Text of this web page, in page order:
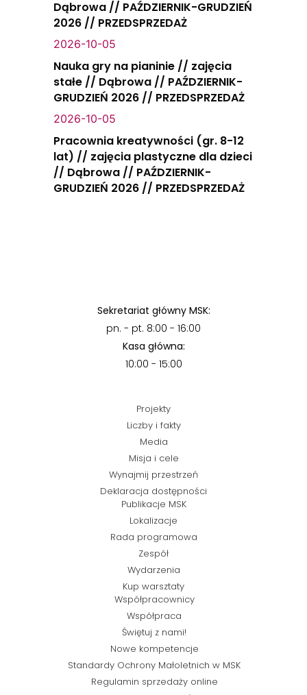
Dąbrowa // PAŹDZIERNIK-GRUDZIEŃ
2026 // PRZEDSPRZEDAŻ
2026-10-05
Nauka gry na pianinie // zajęcia
stałe // Dąbrowa // PAŹDZIERNIK-
GRUDZIEŃ 2026 // PRZEDSPRZEDAŻ
2026-10-05
Pracownia kreatywności (gr. 8-12
lat) // zajęcia plastyczne dla dzieci
// Dąbrowa // PAŹDZIERNIK-
GRUDZIEŃ 2026 // PRZEDSPRZEDAŻ
Sekretariat główny MSK:
pn. - pt. 8:00 - 16:00
Kasa główna:
10:00 - 15:00
Projekty
Liczby i fakty
Media
Misja i cele
Wynajmij przestrzeń
Deklaracja dostępności
Publikacje MSK
Lokalizacje
Rada programowa
Zespół
Wydarzenia
Kup warsztaty
Współpracownicy
Współpraca
Świętuj z nami!
Nowe kompetencje
Standardy Ochrony Małoletnich w MSK
Regulamin sprzedaży online